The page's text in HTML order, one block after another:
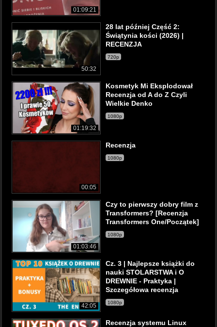
01:09:21
50:32
28 lat później Część 2:
Świątynia kości (2026) |
RECENZJA
720p
01:19:32
Kosmetyk Mi Eksplodował
Recenzja od A do Z Czyli
Wielkie Denko
1080p
00:05
Recenzja
1080p
01:03:46
Czy to pierwszy dobry film z
Transformers? [Recenzja
Transformers One/Początek]
1080p
42:05
Cz. 3 | Najlepsze książki do
nauki STOLARSTWA i O
DREWNIE - Praktyka |
Szczegółowa recenzja
1080p
Recenzja systemu Linux